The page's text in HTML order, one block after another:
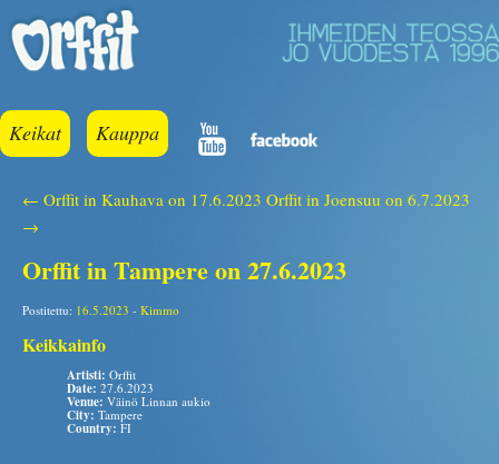
Keikat Kauppa
← Orffit in Kauhava on 17.6.2023 Orffit in Joensuu on 6.7.2023
→
Orffit in Tampere on 27.6.2023
Postitettu: 16.5.2023 - Kimmo
Keikkainfo
Artisti: Orffit
Date: 27.6.2023
Venue: Väinö Linnan aukio
City: Tampere
Country: FI